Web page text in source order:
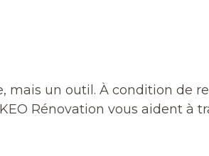
mais un outil. À condition de
Rénovation vous aident